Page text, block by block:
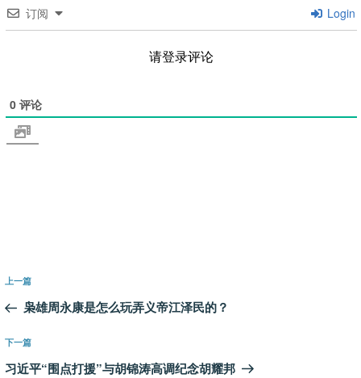
订阅 Login
请登录评论
0 评论
文
导
航
上
一
文
章
上一篇
枭雄周永康是怎么玩弄义帝江泽民的？
下
一
下一篇
习近平“围点打援”与胡锦涛高调纪念胡耀邦